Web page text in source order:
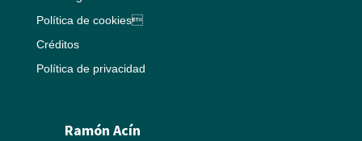
Política de cookies
Créditos
Política de privacidad
Ramón Acín